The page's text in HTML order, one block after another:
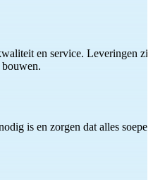
en service. Leveringen
is en zorgen dat alles